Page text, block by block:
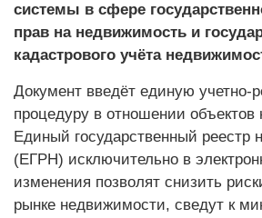
системы в сфере
прав на недвижимость и
кадастрового учёта
Документ введёт единую учетно-
процедуру в отношении
Единый государственный реестр
(ЕГРН) исключительно в
изменения позволят снизить
рынке недвижимости, сведут к